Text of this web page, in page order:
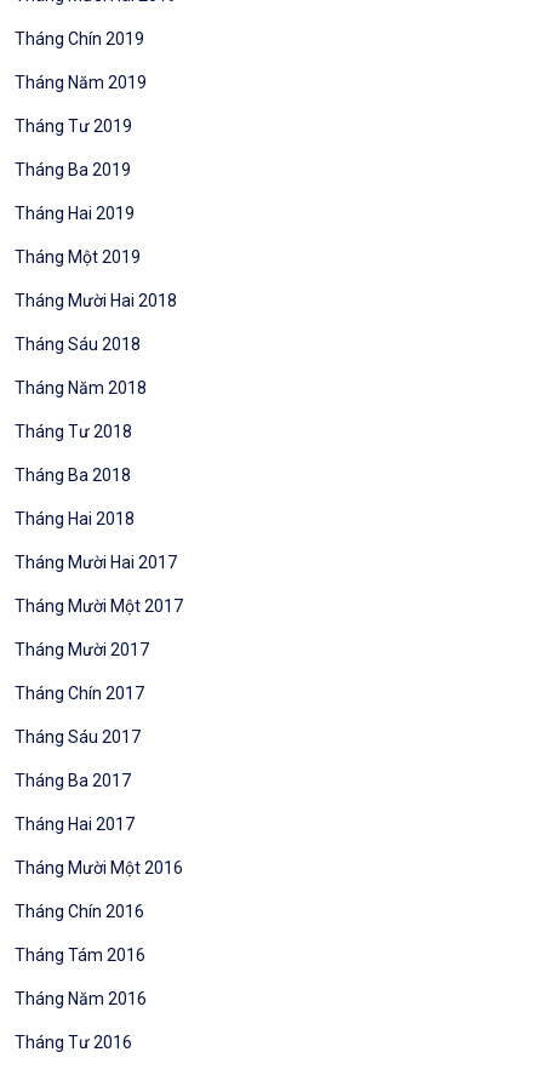
Tháng Chín 2019
Tháng Năm 2019
Tháng Tư 2019
Tháng Ba 2019
Tháng Hai 2019
Tháng Một 2019
Tháng Mười Hai 2018
Tháng Sáu 2018
Tháng Năm 2018
Tháng Tư 2018
Tháng Ba 2018
Tháng Hai 2018
Tháng Mười Hai 2017
Tháng Mười Một 2017
Tháng Mười 2017
Tháng Chín 2017
Tháng Sáu 2017
Tháng Ba 2017
Tháng Hai 2017
Tháng Mười Một 2016
Tháng Chín 2016
Tháng Tám 2016
Tháng Năm 2016
Tháng Tư 2016